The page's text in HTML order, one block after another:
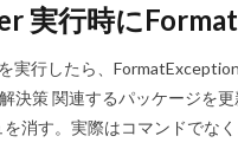
実行時に
実行したら、
決策 関連するパッケージを
消す。実際はコマンドでな